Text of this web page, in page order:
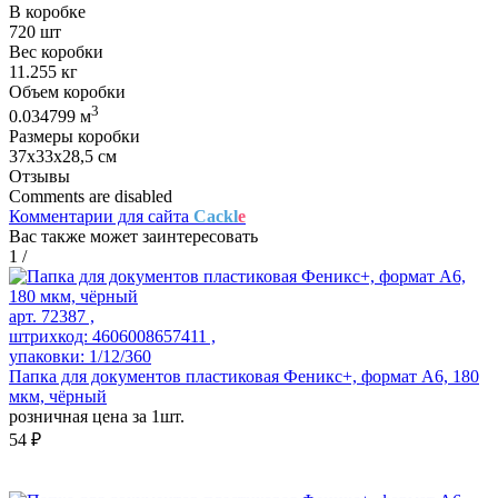
В коробке
720 шт
Вес коробки
11.255 кг
Объем коробки
0.034799 м3
Размеры коробки
37х33х28,5 см
Отзывы
Comments are disabled
Комментарии для сайта Cackle
Вас также может заинтересовать
1 /
арт. 72387 ,
штрихкод: 4606008657411 ,
упаковки: 1/12/360
Папка для документов пластиковая Феникс+, формат А6, 180
мкм, чёрный
розничная цена за 1шт.
54 ₽